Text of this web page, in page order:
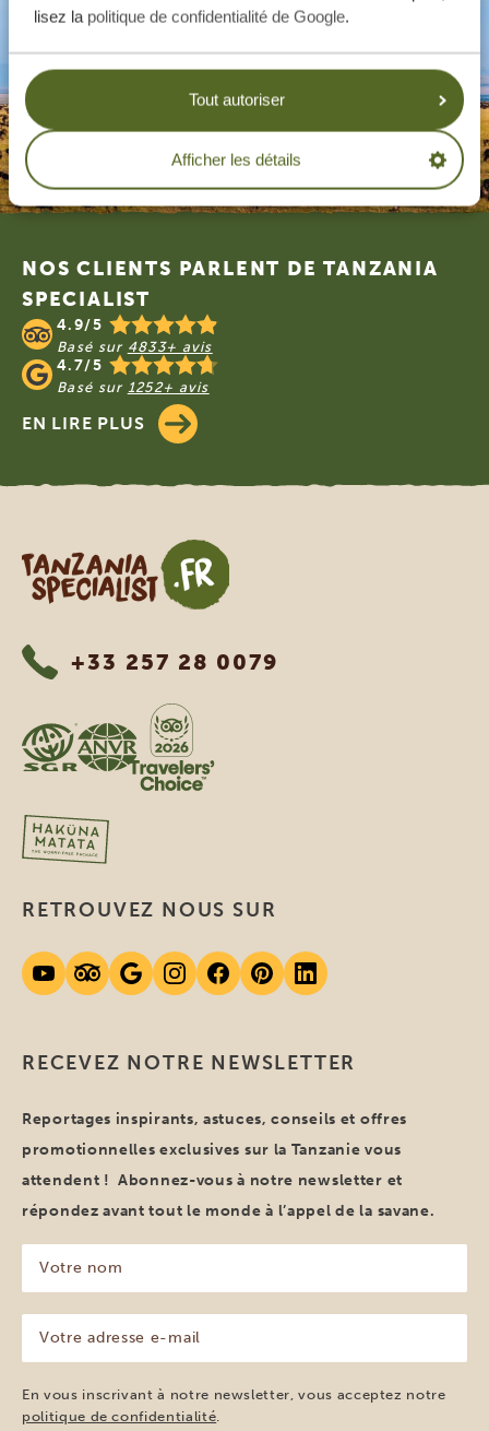
lisez la politique de confidentialité de Google.
Tout autoriser
Afficher les détails
Footer
NOS CLIENTS PARLENT DE TANZANIA
SPECIALIST
4.9/5
Basé sur 4833+ avis
4.7/5
Basé sur 1252+ avis
EN LIRE PLUS
Tanzania Specialist
+33 257 28 0079
RECEVEZ NOTRE NEWSLETTER
Reportages inspirants, astuces, conseils et offres
promotionnelles exclusives sur la Tanzanie vous
attendent ! Abonnez-vous à notre newsletter et
répondez avant tout le monde à l’appel de la savane.
nom
(Nécessaire)
adresse
e-
mail
(Nécessaire)
En vous inscrivant à notre newsletter, vous acceptez notre
politique de confidentialité
RETROUVEZ NOUS SUR